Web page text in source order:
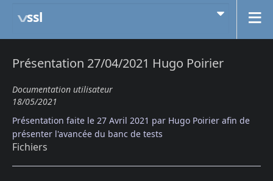
ssl
Présentation 27/04/2021 Hugo Poirier
Documentation utilisateur
18/05/2021
Présentation faite le 27 Avril 2021 par Hugo Poirier afin de
présenter l'avancée du banc de tests
Fichiers